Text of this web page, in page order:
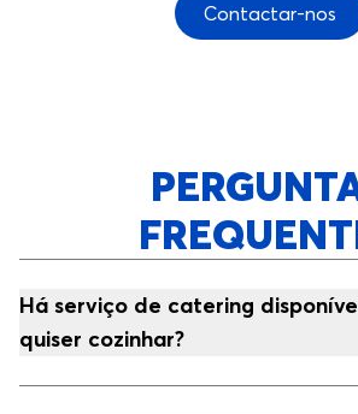
Contactar-nos
Há serviço de catering
quiser cozinhar?